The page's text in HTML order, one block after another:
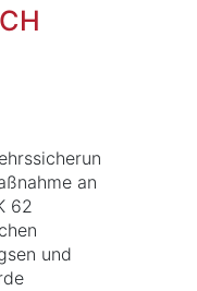
an
62
und